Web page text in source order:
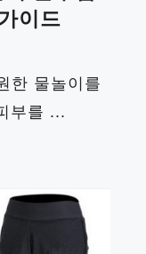
이드
한 물놀이를
부를 ...